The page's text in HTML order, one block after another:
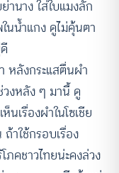
านาง ใส่ใบแมงลัก
นน้ำแกง ดูไม่คุ้นตา
หลังกระแสตื่นผำ
งหลัง ๆ มานี้ ดู
นเรื่องผำในโซเชีย
าใช้กรอบเรื่อง
คชาวไทยน่ะคงล่วง